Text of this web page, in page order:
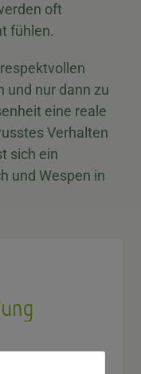
oft
fühlen.
und nur dann zu
eine reale
Verhalten
sich ein
und Wespen in